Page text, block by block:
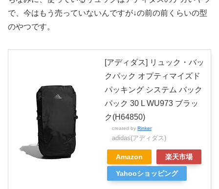
で、今はもう売っていないんですが↓の前の前くらいの型
のやつです。
[アディダス] リュック・バッ
クパック オプティマイズド
パッキング システム バック
パック 30 L WU973 ブラッ
ク(H64850)
created by Rinker
adidas(アディダス)
Amazon 楽天市場
Yahooショッピング